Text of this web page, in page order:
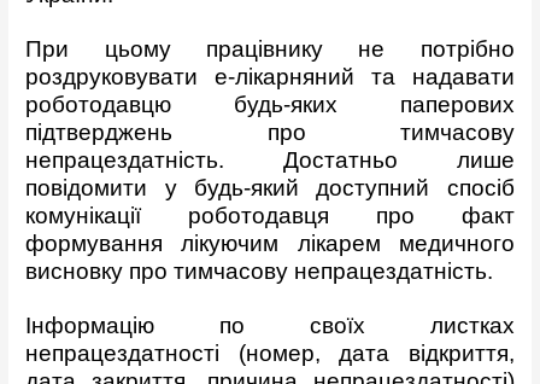
При цьому працівнику не потрібно
роздруковувати е-лікарняний та надавати
роботодавцю будь-яких паперових
підтверджень про тимчасову
непрацездатність. Достатньо лише
повідомити у будь-який доступний спосіб
комунікації роботодавця про факт
формування лікуючим лікарем медичного
висновку про тимчасову непрацездатність.
Інформацію по своїх листках
непрацездатності (номер, дата відкриття,